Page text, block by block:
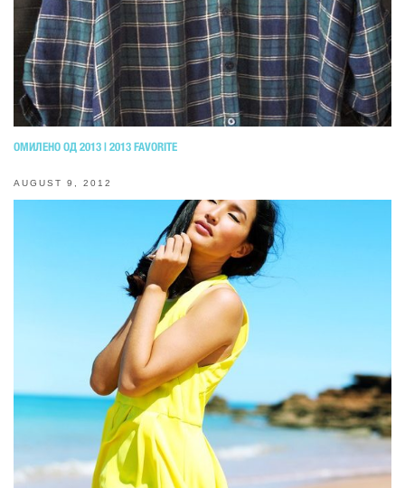
ОМИЛЕНО ОД 2013 | 2013 FAVORITE
AUGUST 9, 2012